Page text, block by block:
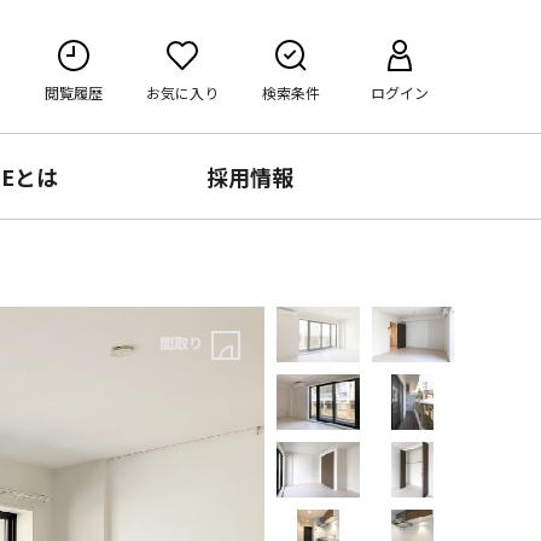
閲覧履歴 お気に入り 検索条件 ログイン
とは 採用情報
間取り